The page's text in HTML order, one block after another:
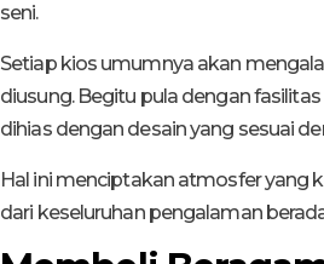
seni.
Setiap kios umumnya akan
diusung. Begitu pula dengan
dihias dengan desain yang sesuai
Hal ini menciptakan atmosfer yang
dari keseluruhan pengalaman